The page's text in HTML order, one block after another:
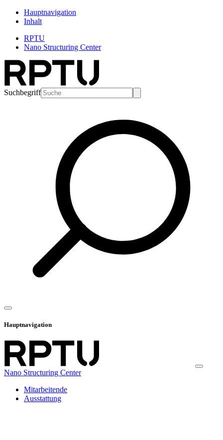
Hauptnavigation
Inhalt
RPTU
Nano Structuring Center
Suchbegriff
Hauptnavigation
Nano Structuring Center
Mitarbeitende
Ausstattung